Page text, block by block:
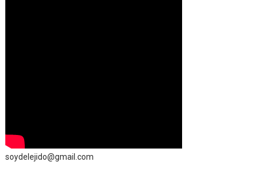
soydelejido@gmail.com